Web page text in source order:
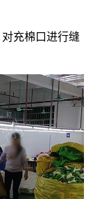
充棉口进行缝